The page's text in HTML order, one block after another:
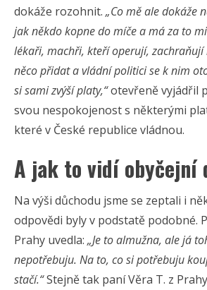
dokáže rozohnit. „Co mě ale dokáže
jak někdo kopne do míče a má za to
lékaři, machři, kteří operují, zachraňují
něco přidat a vládní politici se k nim
si sami zvýší platy,“otevřeně vyjádřil
svou nespokojenost s některými
které v České republice vládnou.
A jak to vidí obyčejní
Na výši důchodu jsme se zeptali i
odpovědi byly v podstatě podobné.
Prahy uvedla: „Je to almužna, ale já
nepotřebuju. Na to, co si potřebuju
stačí.“Stejně tak paní Věra T. z